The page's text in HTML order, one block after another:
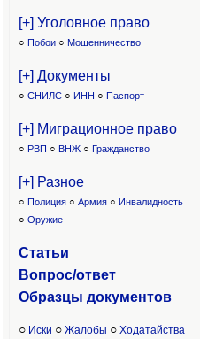
[+] Уголовное право
○ Побои ○ Мошенничество
[+] Документы
○ СНИЛС ○ ИНН ○ Паспорт
[+] Миграционное право
○ РВП ○ ВНЖ ○ Гражданство
[+] Разное
○ Полиция ○ Армия ○ Инвалидность
○ Оружие
Статьи
Вопрос/ответ
Образцы документов
○ Иски ○ Жалобы ○ Ходатайства